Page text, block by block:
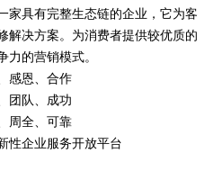
家具有完整生态链的企业，它为客
解决方案。为消费者提供较优质的
力的营销模式。
感恩、合作
团队、成功
周全、可靠
性企业服务开放平台